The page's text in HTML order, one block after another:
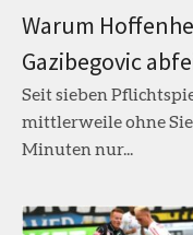
Warum
Gazibegovic
Seit sieben
mittlerweile ohne
Minuten nur...